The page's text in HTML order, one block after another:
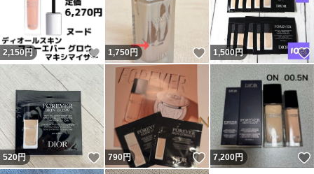
2,150円 いいね！
1,750円 いいね！
1,500円
520円 いいね！
790円 いいね！
7,200円